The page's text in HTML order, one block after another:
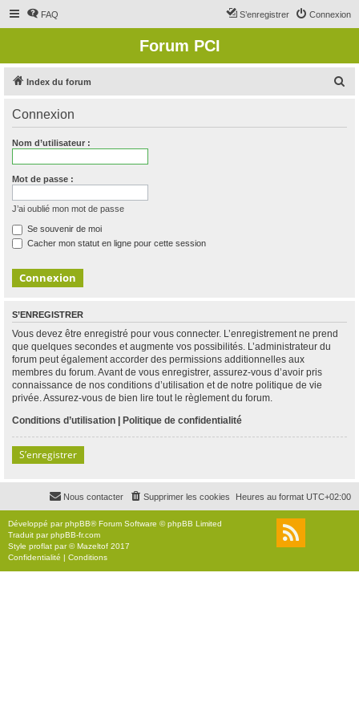
FAQ Connexion
S’enregistrer
Forum PCI
Index du forum
Connexion
Nom d’utilisateur :
Mot de passe :
J’ai oublié mon mot de passe
Se souvenir de moi
Cacher mon statut en ligne pour cette session
S’ENREGISTRER
Vous devez être enregistré pour vous connecter. L’enregistrement ne prend
que quelques secondes et augmente vos possibilités. L’administrateur du
forum peut également accorder des permissions additionnelles aux
membres du forum. Avant de vous enregistrer, assurez-vous d’avoir pris
connaissance de nos conditions d’utilisation et de notre politique de vie
privée. Assurez-vous de bien lire tout le règlement du forum.
Conditions d’utilisation | Politique de confidentialité
S’enregistrer
Heures au format UTC+02:00
Supprimer les cookies
Nous contacter
Développé parphpBB® Forum Software © phpBB Limited
Traduit parphpBB-fr.com
Style proflat par ©Mazeltof 2017
Confidentialité | Conditions